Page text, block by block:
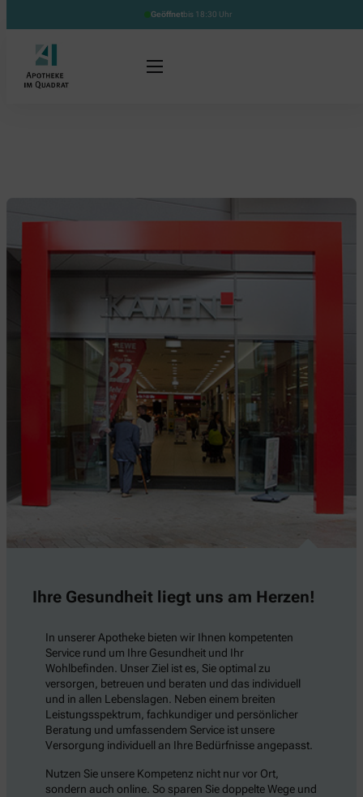
Geöffnetbis 18:30 Uhr
Ihre Gesundheit liegt uns am Herzen!
In unserer Apotheke bieten wir Ihnen kompetenten
Service rund um Ihre Gesundheit und Ihr
Wohlbefinden. Unser Ziel ist es, Sie optimal zu
versorgen, betreuen und beraten und das individuell
und in allen Lebenslagen. Neben einem breiten
Leistungsspektrum, fachkundiger und persönlicher
Beratung und umfassendem Service ist unsere
Versorgung individuell an Ihre Bedürfnisse angepasst.
Nutzen Sie unsere Kompetenz nicht nur vor Ort,
sondern auch online. So sparen Sie doppelte Wege und